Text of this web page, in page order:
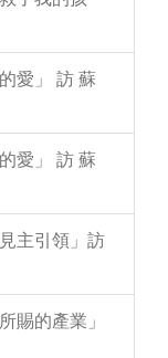
愛」 訪 蘇
愛」 訪 蘇
主引領」訪
賜的產業」